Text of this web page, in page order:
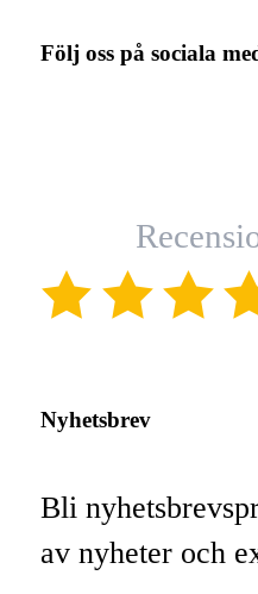
Följ oss på sociala
Nyhetsbrev
Bli
av nyheter och